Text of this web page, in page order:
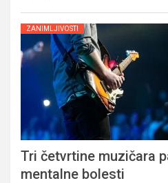
ZANIMLJIVOSTI
Tri četvrtine muzičara
mentalne bolesti